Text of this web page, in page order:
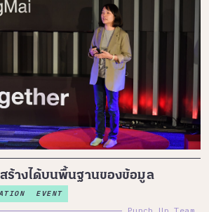
ร้างได้บนพื้นฐานของข้อมูล
EVENT